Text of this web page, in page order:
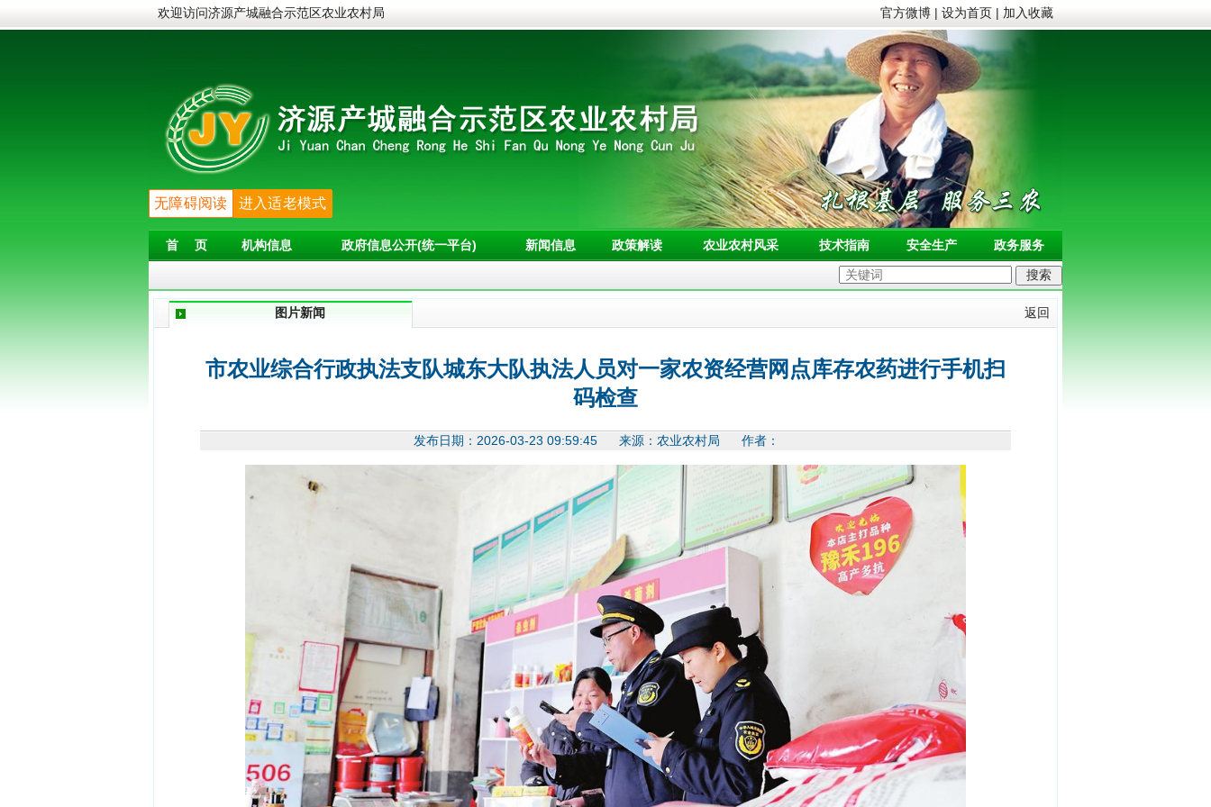
欢迎访问济源产城融合示范区农业农村局 官方微博 | 设为首页 | 加入收藏
无障碍阅读 进入适老模式
首 页 机构信息 政府信息公开(统一平台) 新闻信息 政策解读 农业农村风采 技术指南 安全生产 政务服务
图片新闻 返回
市农业综合行政执法支队城东大队执法人员对一家农资经营网点库存农药进行手机扫
码检查
发布日期：2026-03-23 09:59:45 来源：农业农村局 作者：